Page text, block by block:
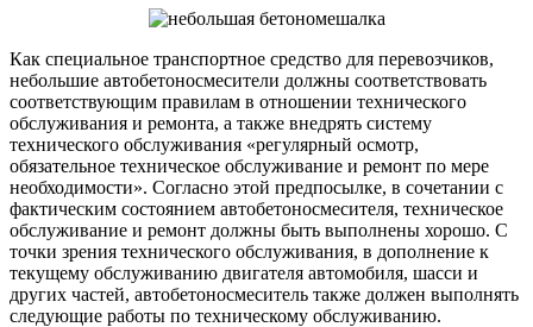
Как специальное транспортное средство для перевозчиков,
небольшие автобетоносмесители должны соответствовать
соответствующим правилам в отношении технического
обслуживания и ремонта, а также внедрять систему
технического обслуживания «регулярный осмотр,
обязательное техническое обслуживание и ремонт по мере
необходимости». Согласно этой предпосылке, в сочетании с
фактическим состоянием автобетоносмесителя, техническое
обслуживание и ремонт должны быть выполнены хорошо. С
точки зрения технического обслуживания, в дополнение к
текущему обслуживанию двигателя автомобиля, шасси и
других частей, автобетоносмеситель также должен выполнять
следующие работы по техническому обслуживанию.